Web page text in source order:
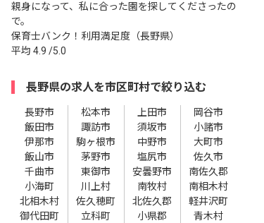
親身になって、私に合った園を探してくださったの
で。
保育士バンク！利用満足度（長野県）
平均 4.9 /5.0
長野県の求人を市区町村で絞り込む
長野市 松本市 上田市
岡谷市
飯田市
諏訪市 須坂市
小諸市
伊那市
駒ヶ根市 中野市
大町市
飯山市
茅野市 塩尻市
佐久市
千曲市
東御市 安曇野市
南佐久郡
小海町
川上村 南牧村
南相木村
北相木村
佐久穂町 北佐久郡
軽井沢町
御代田町
立科町 小県郡
青木村